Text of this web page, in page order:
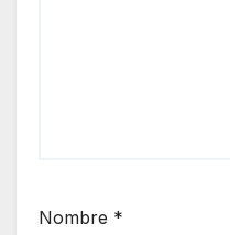
Nombre *